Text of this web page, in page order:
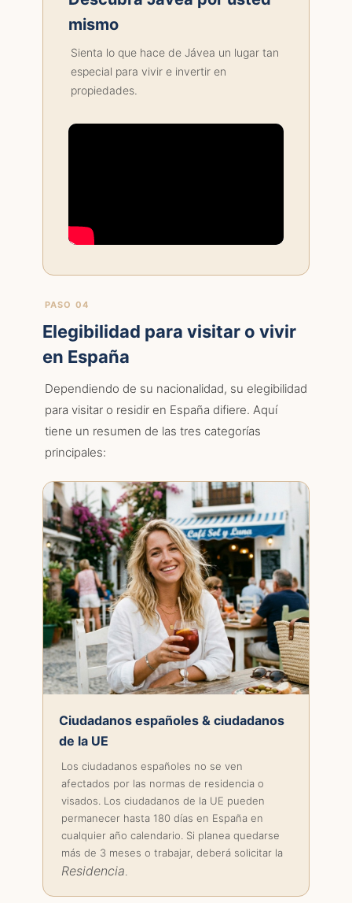
mismo
Sienta lo que hace de Jávea un lugar tan
especial para vivir e invertir en
propiedades.
PASO 04
Elegibilidad para visitar o vivir
en España
Dependiendo de su nacionalidad, su elegibilidad
para visitar o residir en España difiere. Aquí
tiene un resumen de las tres categorías
principales:
Ciudadanos españoles & ciudadanos
de la UE
Los ciudadanos españoles no se ven
afectados por las normas de residencia o
visados. Los ciudadanos de la UE pueden
permanecer hasta 180 días en España en
cualquier año calendario. Si planea quedarse
más de 3 meses o trabajar, deberá solicitar la
Residencia